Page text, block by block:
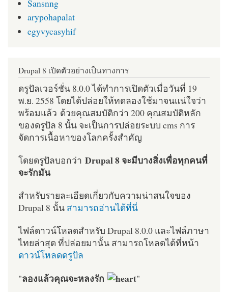
Sansnng
arypohapalat
egyvycasyhif
Drupal 8 เปิดตัวอย่างเป็นทางการ
ดรูปัลเวอร์ชั่น 8.0.0 ได้ทำการเปิดตัวเมื่อวันที่ 19
พ.ย. 2558 โดยได้ปล่อยให้ทดลองใช้มาจนแน่ใจว่า
พร้อมแล้ว ด้วยคุณสมบัติกว่า 200 คุณสมบัติหลัก
ของดรูปัล 8 นั้น จะเป็นการปล่อยระบบ cms การ
จัดการเนื้อหาของโลกครั้งสำคัญ
โดยดรูปัลบอกว่า Drupal 8 จะมีบางสิ่งเพื่อทุกคนที่
จะรักมัน
สำหรับรายละเอียดเกี่ยวกับความน่าสนใจของ
Drupal 8 นั้น สามารถอ่านได้ที่นี่
ไฟล์ดาวน์โหลดสำหรับ Drupal 8.0.0 และไฟล์ภาษา
ไทยล่าสุด ที่ปล่อยมานั้น สามารถโหลดได้ที่หน้า
ดาวน์โหลดดรูปัล
"ลองแล้วคุณจะหลงรัก "